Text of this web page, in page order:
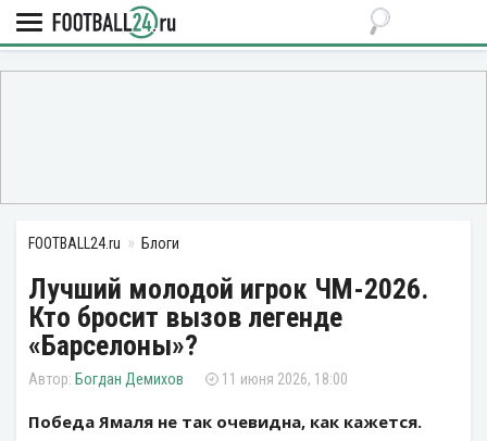
FOOTBALL24.ru Блоги
Лучший молодой игрок ЧМ-2026.
Кто бросит вызов легенде
«Барселоны»?
Богдан Демихов 11 июня 2026, 18:00
Победа Ямаля не так очевидна, как кажется.